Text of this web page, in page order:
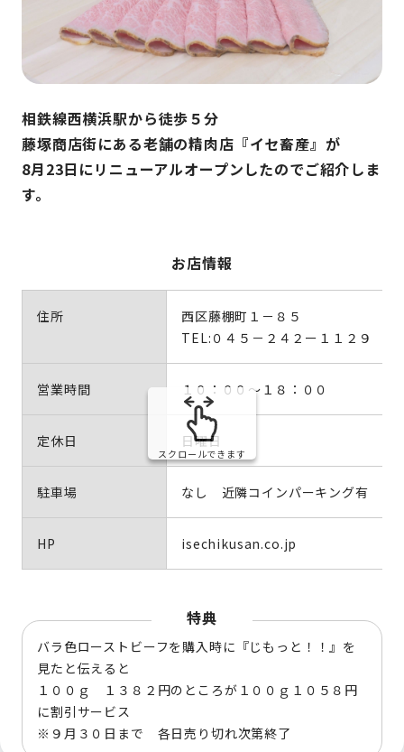
相鉄線西横浜駅から徒歩５分
藤塚商店街にある老舗の精肉店『イセ畜産』が
8月23日にリニューアルオープンしたのでご紹介しま
す。
お店情報
住所
西区藤棚町１－８５
TEL:０４５－２４２ー１１２９
営業時間 １０：００～１８：００
定休日 日曜日
駐車場 なし 近隣コインパーキング有
HP isechikusan.co.jp
スクロールできます
特典
バラ色ローストビーフを購入時に『じもっと！！』を
見たと伝えると
１００ｇ １３８２円のところが１００ｇ１０５８円
に割引サービス
※９月３０日まで 各日売り切れ次第終了